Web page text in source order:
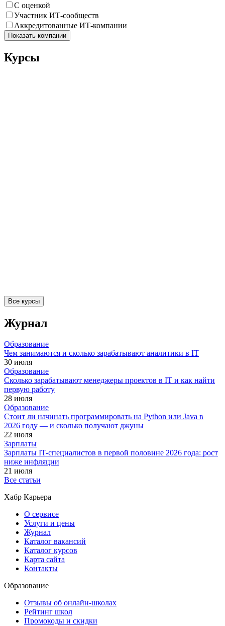
С оценкой
Участник ИТ-сообществ
Аккредитованные ИТ-компании
Показать компании
Курсы
Все курсы
Журнал
Образование
Чем занимаются и сколько зарабатывают аналитики в IT
30 июля
Образование
Сколько зарабатывают менеджеры проектов в IT и как найти
первую работу
28 июля
Образование
Стоит ли начинать программировать на Python или Java в
2026 году — и сколько получают джуны
22 июля
Зарплаты
Зарплаты IT-специалистов в первой половине 2026 года: рост
ниже инфляции
21 июля
Все статьи
Хабр Карьера
О сервисе
Услуги и цены
Журнал
Каталог вакансий
Каталог курсов
Карта сайта
Контакты
Образование
Отзывы об онлайн-школах
Рейтинг школ
Промокоды и скидки